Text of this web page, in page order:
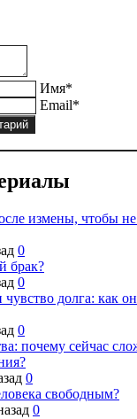
Имя*
Email*
измены, чтобы
0
брак?
0
долга: как
0
почему сейчас
0
свободным?
0